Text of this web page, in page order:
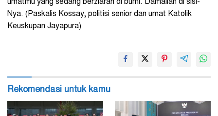
umatmu yang sedang berziarah di bumi. Damailah di sisi-
Nya. (Paskalis Kossay, politisi senior dan umat Katolik
Keuskupan Jayapura)
Rekomendasi untuk kamu